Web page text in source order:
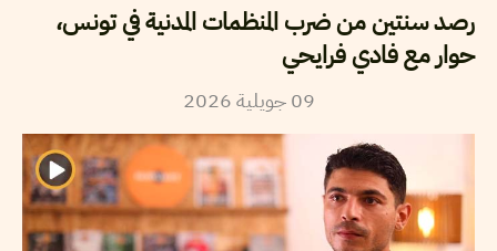
رصد سنتين من ضرب المنظمات المدنية في تونس،
حوار مع فادي فرايحي
09 جويلية2026